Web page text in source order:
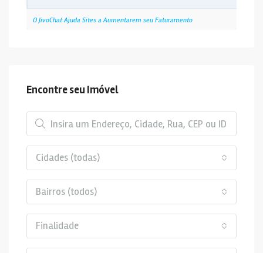
O JivoChat Ajuda Sites a Aumentarem seu Faturamento
Encontre seu Imóvel
Cidades (todas)
Bairros (todos)
Finalidade